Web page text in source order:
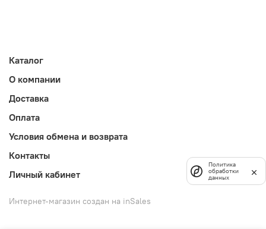
Каталог
О компании
Доставка
Оплата
Условия обмена и возврата
Контакты
Личный кабинет
Интернет-магазин создан на inSales
Политика
обработки
данных